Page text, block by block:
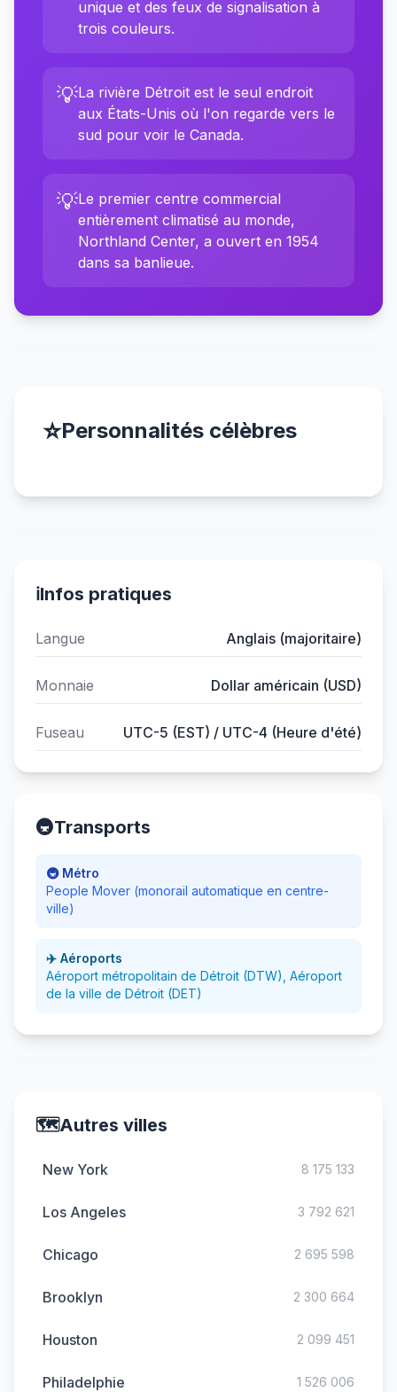
unique et des feux de signalisation à
trois couleurs.
💡La rivière Détroit est le seul endroit
aux États-Unis où l'on regarde vers le
sud pour voir le Canada.
💡Le premier centre commercial
entièrement climatisé au monde,
Northland Center, a ouvert en 1954
dans sa banlieue.
⭐Personnalités célèbres
ℹ️Infos pratiques
Langue Anglais (majoritaire)
Monnaie Dollar américain (USD)
Fuseau UTC-5 (EST) / UTC-4 (Heure d'été)
🚇Transports
🚇 Métro
People Mover (monorail automatique en centre-
ville)
✈️ Aéroports
Aéroport métropolitain de Détroit (DTW), Aéroport
de la ville de Détroit (DET)
🗺️Autres villes
New York 8 175 133
Los Angeles 3 792 621
Chicago 2 695 598
Brooklyn 2 300 664
Houston 2 099 451
Philadelphie 1 526 006